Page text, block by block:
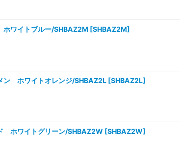
ワイトブルー/SHBAZ2M [SHBAZ2M]
ン ホワイトオレンジ/SHBAZ2L [SHBAZ2L]
ホワイトグリーン/SHBAZ2W [SHBAZ2W]